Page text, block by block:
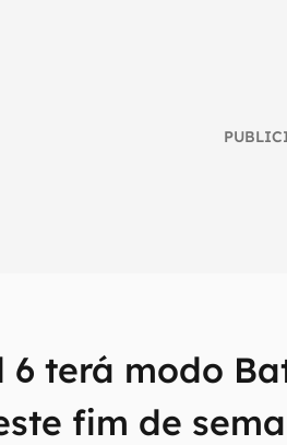
terá modo
fim de
do Canaltech e receba notícias